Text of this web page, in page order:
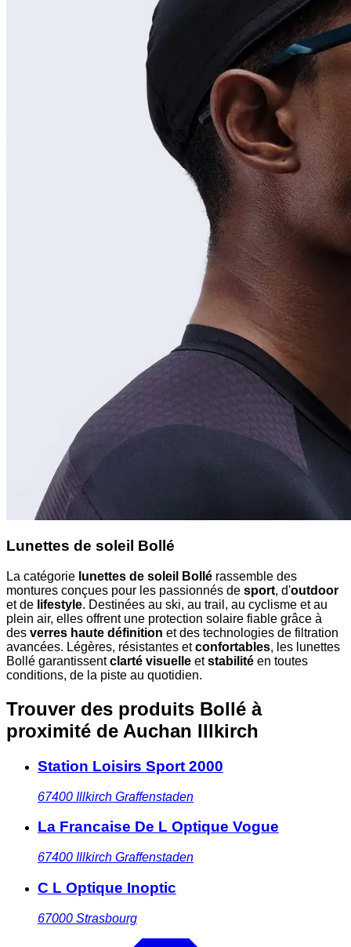
Lunettes de soleil Bollé
La catégorie lunettes de soleil Bollé rassemble des
montures conçues pour les passionnés de sport, d'outdoor
et de lifestyle. Destinées au ski, au trail, au cyclisme et au
plein air, elles offrent une protection solaire fiable grâce à
des verres haute définition et des technologies de filtration
avancées. Légères, résistantes etconfortables, les lunettes
Bollé garantissentclarté visuelle etstabilité en toutes
conditions, de la piste au quotidien.
Trouver des produits Bollé à
proximité de Auchan Illkirch
Station Loisirs Sport 2000
67400 Illkirch Graffenstaden
La Francaise De L Optique Vogue
67400 Illkirch Graffenstaden
C L Optique Inoptic
67000 Strasbourg